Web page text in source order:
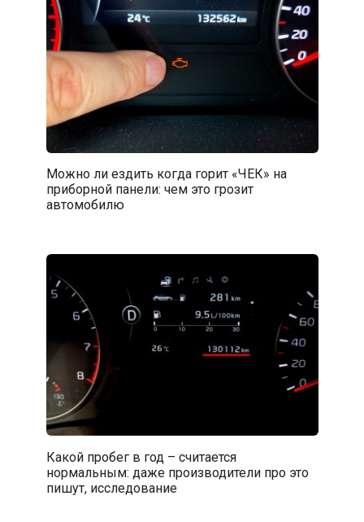
Можно ли ездить когда горит «ЧЕК» на
приборной панели: чем это грозит
автомобилю
Какой пробег в год – считается
нормальным: даже производители про это
пишут, исследование